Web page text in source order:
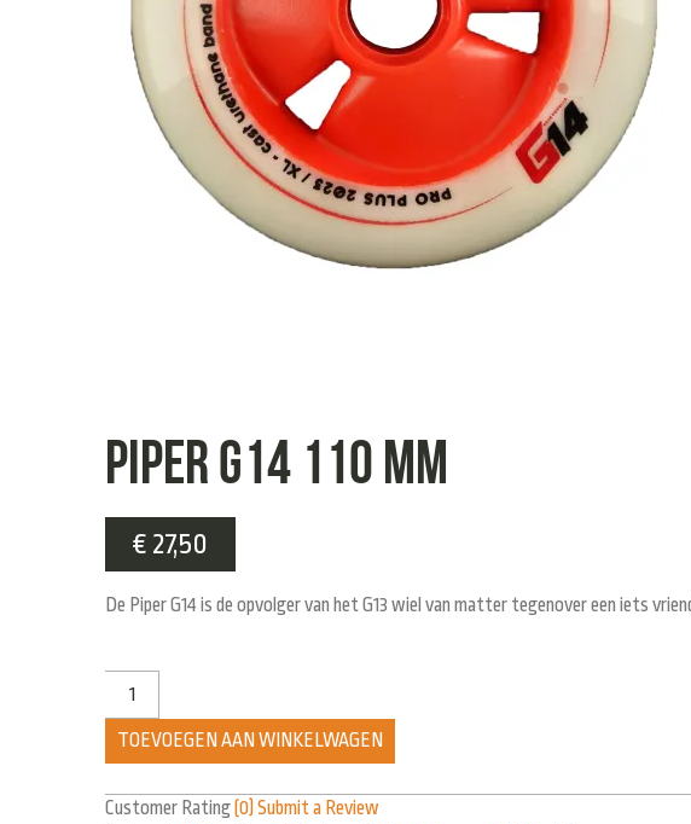
Piper G14 110 mm
€ 27,50
De Piper G14 is de opvolger van het G13 wiel van matter tegenover een iets
TOEVOEGEN AAN WINKELWAGEN
Customer Rating (0) Submit a Review